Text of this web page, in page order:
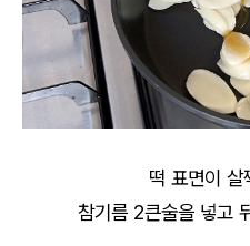
떡 표면이 살
참기름 2큰술을 넣고